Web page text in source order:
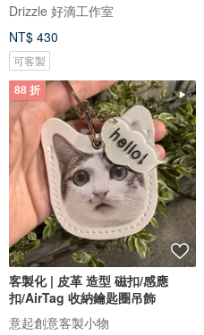
Drizzle 好滴工作室
NT$ 430
可客製
88 折
客製化 | 皮革 造型 磁扣/感應
扣/AirTag 收納鑰匙圈吊飾
意起創意客製小物